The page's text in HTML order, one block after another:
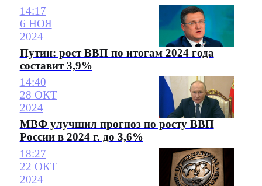
14:17
6 НОЯ
2024
Путин: рост ВВП по итогам 2024 года
составит 3,9%
14:40
28 ОКТ
2024
МВФ улучшил прогноз по росту ВВП
России в 2024 г. до 3,6%
18:27
22 ОКТ
2024